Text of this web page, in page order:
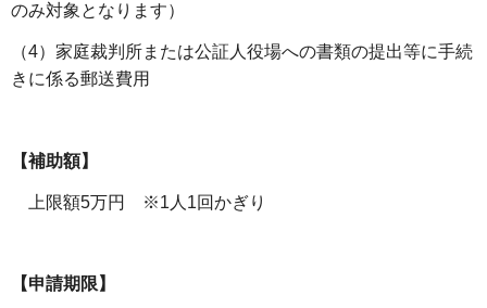
のみ対象となります）
（4）家庭裁判所または公証人役場への書類の提出等に手続
きに係る郵送費用
【補助額】
上限額5万円 ※1人1回かぎり
【申請期限】